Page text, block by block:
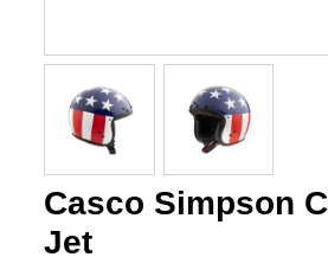
Casco Simpson
Jet